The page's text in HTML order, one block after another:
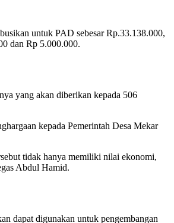
untuk PAD sebesar Rp.33.138.000,
dan Rp 5.000.000.
yang akan diberikan kepada 506
kepada Pemerintah Desa Mekar
tidak hanya memiliki nilai ekonomi,
Abdul Hamid.
dapat digunakan untuk pengembangan